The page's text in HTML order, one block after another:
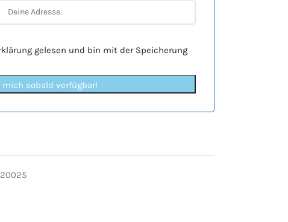
gelesen und bin mit der Speicherung
mich sobald verfügbar!